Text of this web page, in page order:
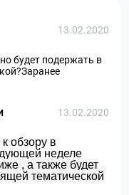
13.02.2020
будет подержать в
13.02.2020
обзору в
неделе
, а также будет
тематической